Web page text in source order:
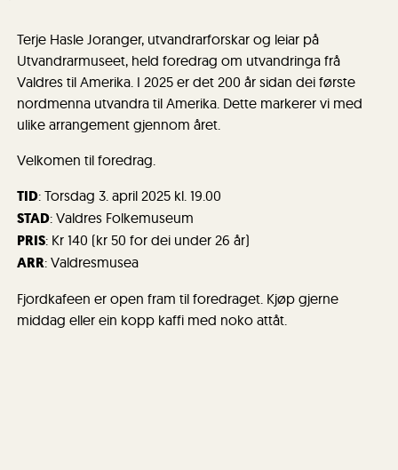
Terje Hasle Joranger, utvandrarforskar og leiar på
Utvandrarmuseet, held foredrag om utvandringa frå
Valdres til Amerika. I 2025 er det 200 år sidan dei første
nordmenna utvandra til Amerika. Dette markerer vi med
ulike arrangement gjennom året.
Velkomen til foredrag.
TID: Torsdag 3. april 2025 kl. 19.00
STAD: Valdres Folkemuseum
PRIS: Kr 140 (kr 50 for dei under 26 år)
ARR: Valdresmusea
Fjordkafeen er open fram til foredraget. Kjøp gjerne
middag eller ein kopp kaffi med noko attåt.